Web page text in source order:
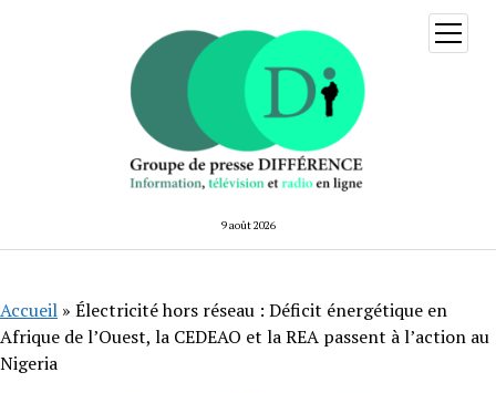
9 août 2026
ouvrir
menu
Accueil » Électricité hors réseau : Déficit énergétique en
Afrique de l’Ouest, la CEDEAO et la REA passent à l’action au
Nigeria